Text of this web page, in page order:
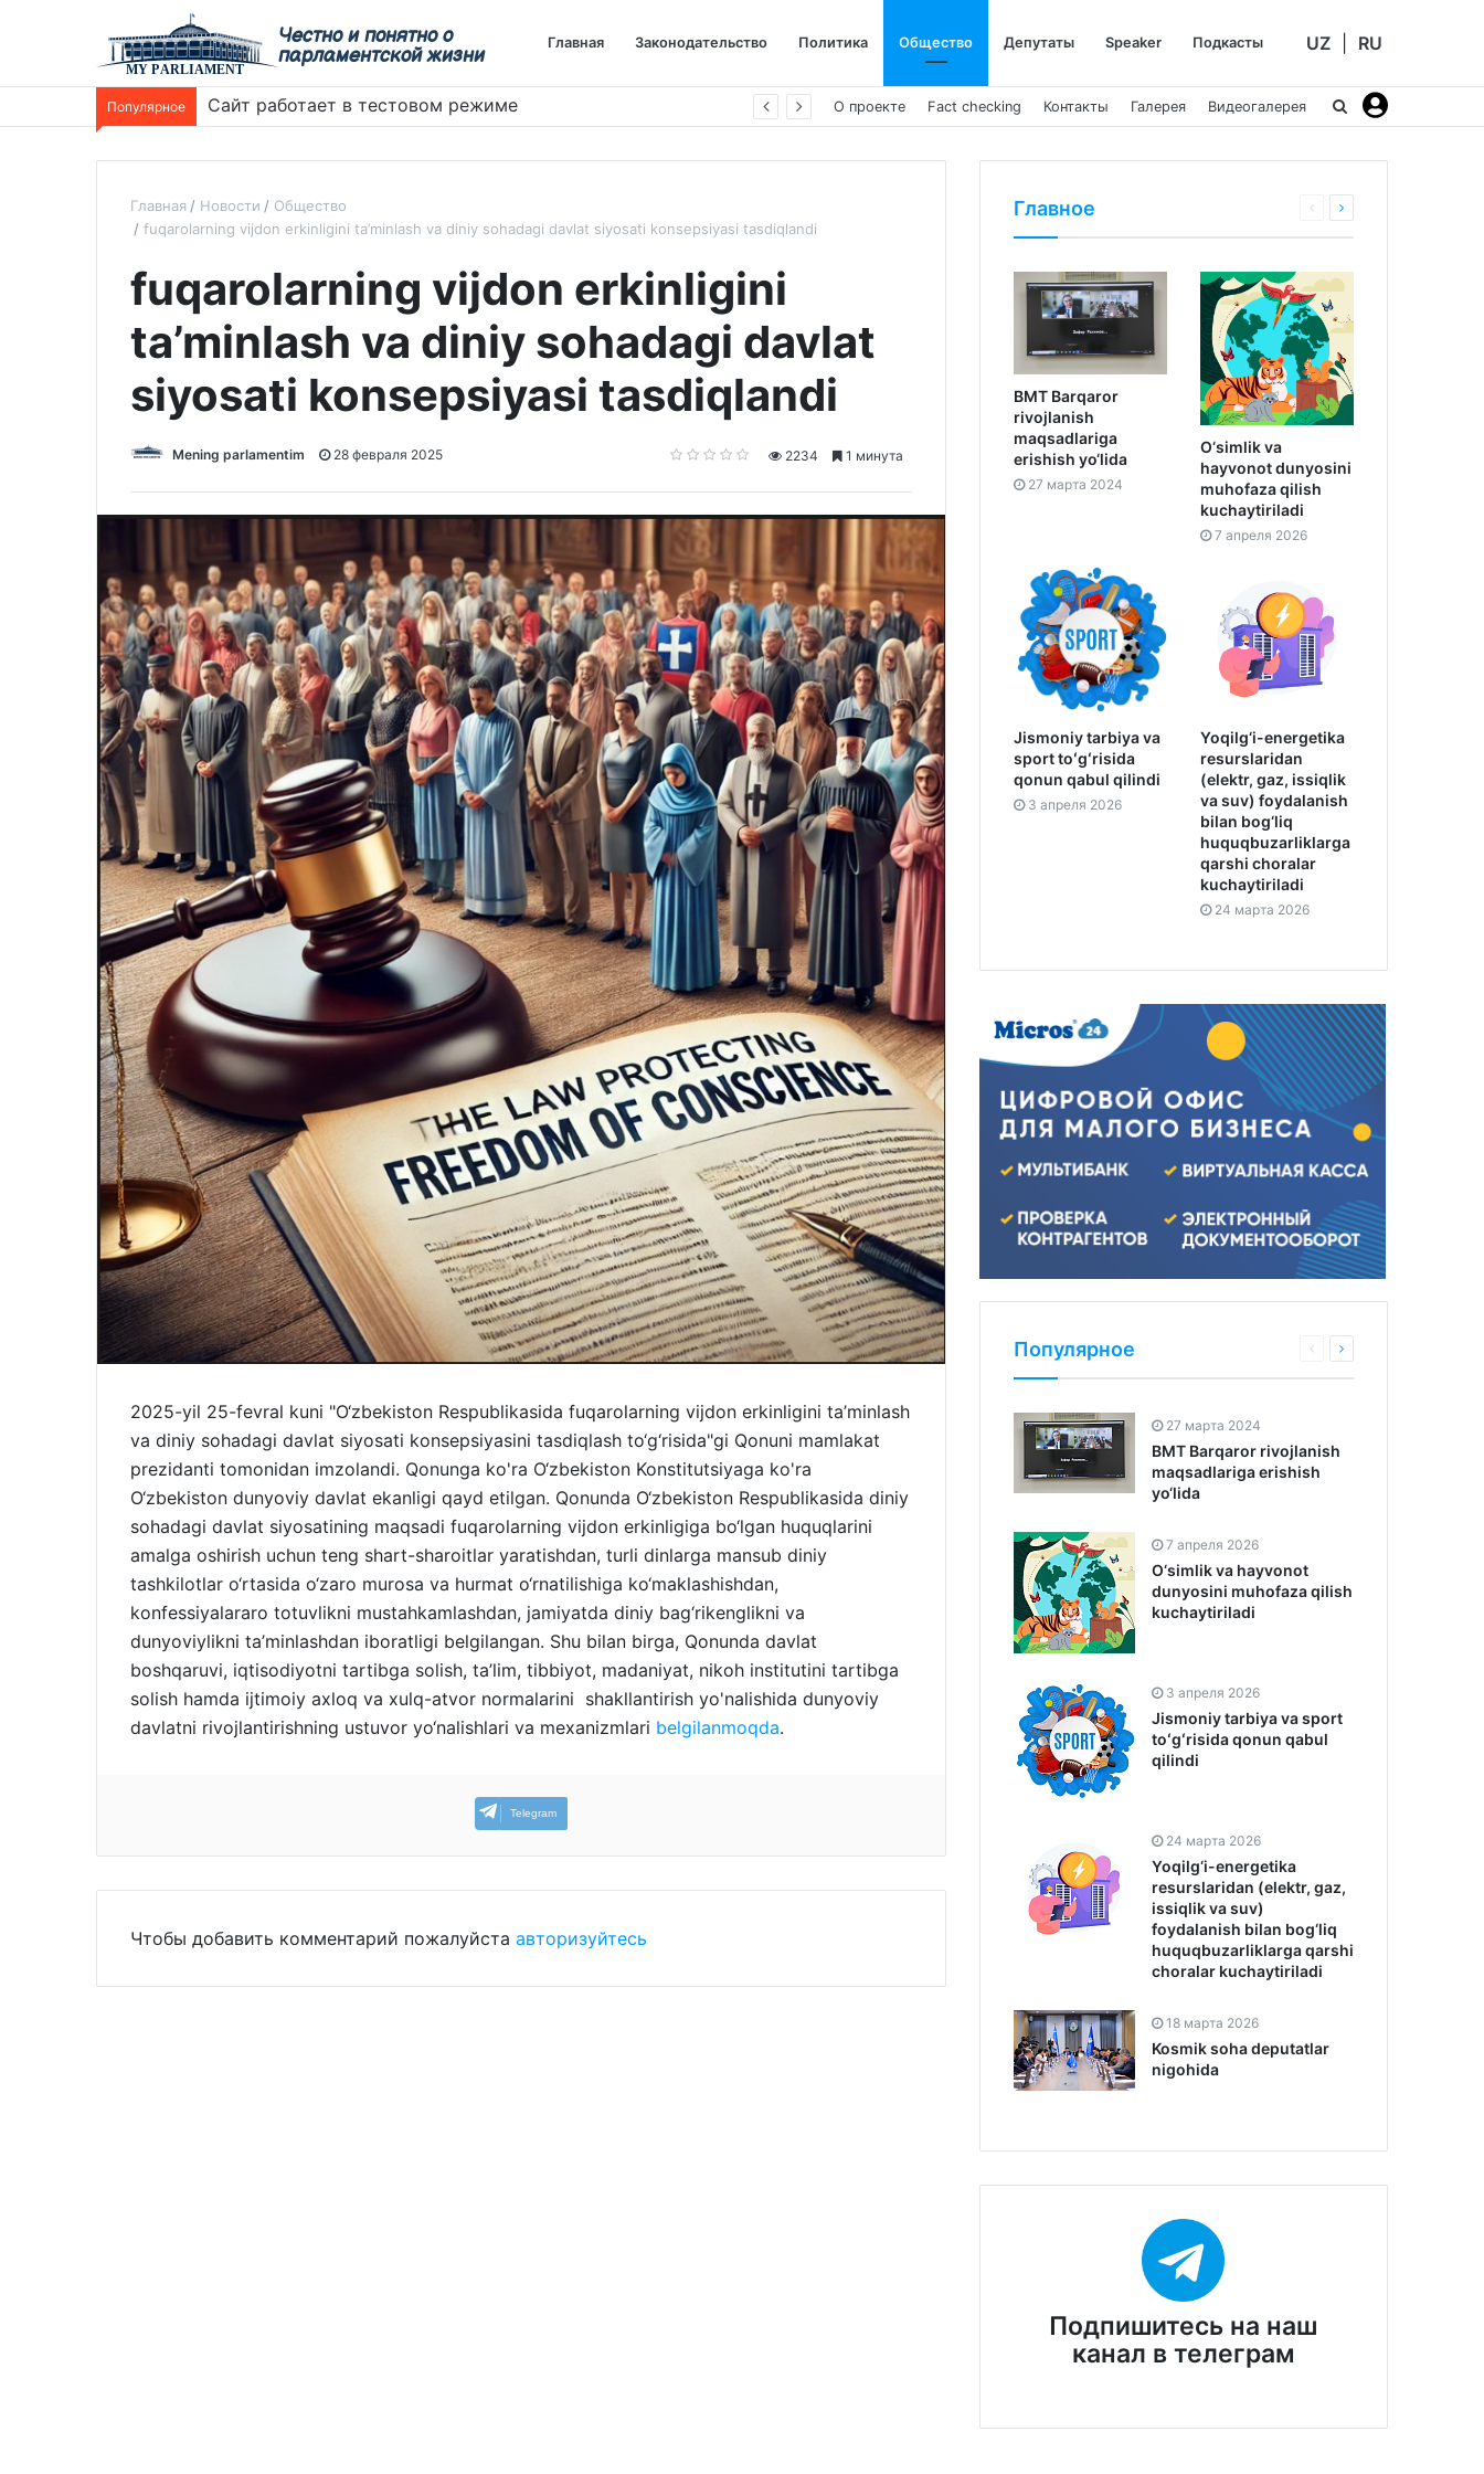
Честно и понятно о
парламентской жизни
UZ RU
Главная Законодательство Политика Общество Депутаты Speaker Подкасты
Популярное Сайт работает в тестовом режиме О проекте Fact checking Контакты Галерея Видеогалерея
Главная Новости
Общество
fuqarolarning vijdon erkinligini ta’minlash va diniy sohadagi davlat siyosati konsepsiyasi tasdiqlandi
fuqarolarning vijdon erkinligini
ta’minlash va diniy sohadagi davlat
siyosati konsepsiyasi tasdiqlandi
Mening parlamentim 28 февраля 2025 2234 1 минута
2025-yil 25-fevral kuni "O‘zbekiston Respublikasida fuqarolarning vijdon erkinligini ta’minlash
va diniy sohadagi davlat siyosati konsepsiyasini tasdiqlash to‘g‘risida"gi Qonuni mamlakat
prezidanti tomonidan imzolandi. Qonunga ko'ra O‘zbekiston Konstitutsiyaga ko'ra
O‘zbekiston dunyoviy davlat ekanligi qayd etilgan. Qonunda O‘zbekiston Respublikasida diniy
sohadagi davlat siyosatining maqsadi fuqarolarning vijdon erkinligiga bo‘lgan huquqlarini
amalga oshirish uchun teng shart-sharoitlar yaratishdan, turli dinlarga mansub diniy
tashkilotlar o‘rtasida o‘zaro murosa va hurmat o‘rnatilishiga ko‘maklashishdan,
konfessiyalararo totuvlikni mustahkamlashdan, jamiyatda diniy bag‘rikenglikni va
dunyoviylikni ta’minlashdan iboratligi belgilangan. Shu bilan birga, Qonunda davlat
boshqaruvi, iqtisodiyotni tartibga solish, ta’lim, tibbiyot, madaniyat, nikoh institutini tartibga
solish hamda ijtimoiy axloq va xulq-atvor normalarini shakllantirish yo'nalishida dunyoviy
davlatni rivojlantirishning ustuvor yo‘nalishlari va mexanizmlari belgilanmoqda.
Telegram
Чтобы добавить комментарий пожалуйста авторизуйтесь
Главное
BMT Barqaror
rivojlanish
maqsadlariga
erishish yo‘lida
27 марта 2024
O‘simlik va
hayvonot dunyosini
muhofaza qilish
kuchaytiriladi
7 апреля 2026
Jismoniy tarbiya va
sport toʻgʻrisida
qonun qabul qilindi
3 апреля 2026
Yoqilg‘i-energetika
resurslaridan
(elektr, gaz, issiqlik
va suv) foydalanish
bilan bog‘liq
huquqbuzarliklarga
qarshi choralar
kuchaytiriladi
24 марта 2026
Популярное
27 марта 2024
BMT Barqaror rivojlanish
maqsadlariga erishish
yo‘lida
7 апреля 2026
O‘simlik va hayvonot
dunyosini muhofaza qilish
kuchaytiriladi
3 апреля 2026
Jismoniy tarbiya va sport
toʻgʻrisida qonun qabul
qilindi
24 марта 2026
Yoqilg‘i-energetika
resurslaridan (elektr, gaz,
issiqlik va suv)
foydalanish bilan bog‘liq
huquqbuzarliklarga qarshi
choralar kuchaytiriladi
18 марта 2026
Kosmik soha deputatlar
nigohida
Подпишитесь на наш
канал в телеграм